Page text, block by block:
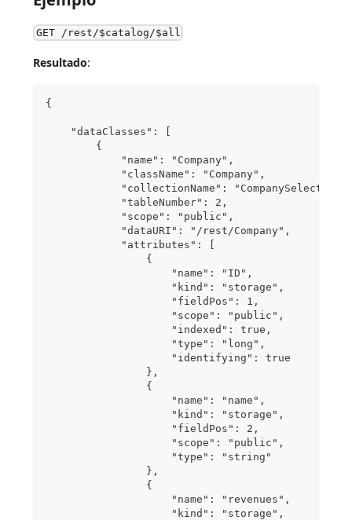
GET /rest/$catalog/$all
Resultado:
{
    "dataClasses": [
        {
            "name": "Company",
            "className": "Company",
"collectionName":
            "tableNumber": 2,
            "scope": "public",
            "dataURI": "/rest/Company",
            "attributes": [
                {
                    "name": "ID",
                    "kind": "storage",
                    "fieldPos": 1,
                    "scope": "public",
                    "indexed": true,
                    "type": "long",
                    "identifying": true
                },
                {
                    "name": "name",
                    "kind": "storage",
                    "fieldPos": 2,
                    "scope": "public",
                    "type": "string"
                },
                {
                    "name": "revenues",
                    "kind": "storage",